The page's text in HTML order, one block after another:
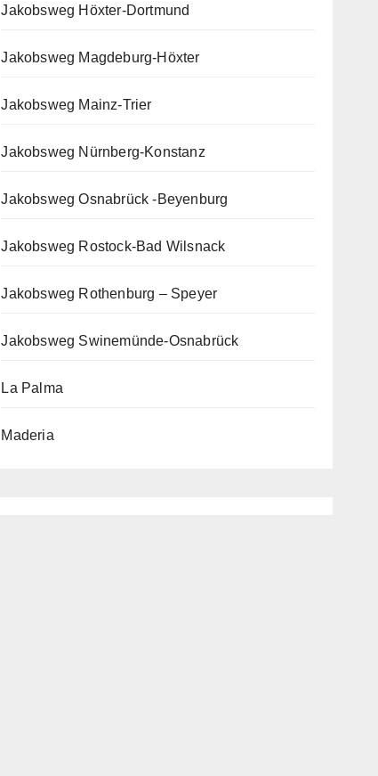
Jakobsweg Höxter-Dortmund
Jakobsweg Magdeburg-Höxter
Jakobsweg Mainz-Trier
Jakobsweg Nürnberg-Konstanz
Jakobsweg Osnabrück -Beyenburg
Jakobsweg Rostock-Bad Wilsnack
Jakobsweg Rothenburg – Speyer
Jakobsweg Swinemünde-Osnabrück
La Palma
Maderia